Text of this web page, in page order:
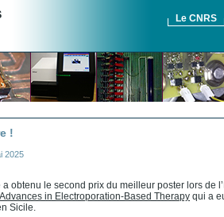
Le CNRS
!
2025
a obtenu le second prix du meilleur poster lors de
in Electroporation-Based Therapy qui a
Sicile.